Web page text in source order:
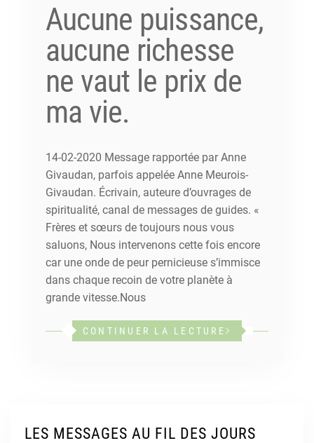
Aucune puissance,
aucune richesse
ne vaut le prix de
ma vie.
14-02-2020 Message rapportée par Anne
Givaudan, parfois appelée Anne Meurois-
Givaudan. Écrivain, auteure d’ouvrages de
spiritualité, canal de messages de guides. «
Frères et sœurs de toujours nous vous
saluons, Nous intervenons cette fois encore
car une onde de peur pernicieuse s’immisce
dans chaque recoin de votre planète à
grande vitesse.Nous
CONTINUER LA LECTURE
LES MESSAGES AU FIL DES JOURS